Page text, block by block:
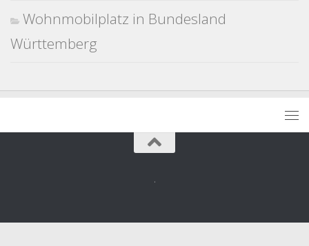
Wohnmobilplatz in Bundesland
Württemberg
.